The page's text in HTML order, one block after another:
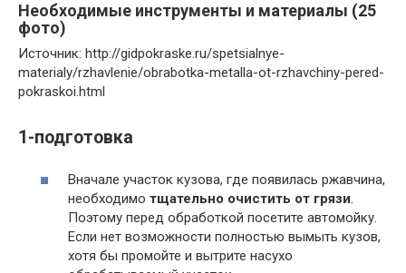
Необходимые инструменты и материалы (25
фото)
Источник: http://gidpokraske.ru/spetsialnye-
materialy/rzhavlenie/obrabotka-metalla-ot-rzhavchiny-pered-
pokraskoi.html
1-подготовка
Вначале участок кузова, где появилась ржавчина,
необходимо тщательно очистить от грязи.
Поэтому перед обработкой посетите автомойку.
Если нет возможности полностью вымыть кузов,
хотя бы промойте и вытрите насухо